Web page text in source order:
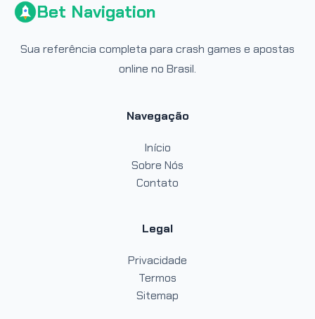
Bet Navigation
Sua referência completa para crash games e apostas
online no Brasil.
Navegação
Início
Sobre Nós
Contato
Legal
Privacidade
Termos
Sitemap